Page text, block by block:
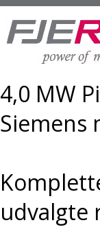
4,0 MW
Siemens
udvalgte